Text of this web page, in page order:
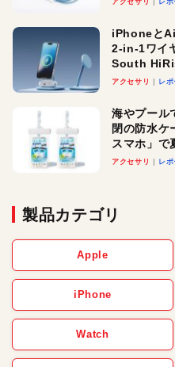
アクセサリ レポ
iPhoneと
2-in-1ワイ
South
ースでおし
アクセサリ レポ
海やプール
閉の防水
スマホ」で
アクセサリ レポ
製品カテゴリ
Apple
iPhone
Watch